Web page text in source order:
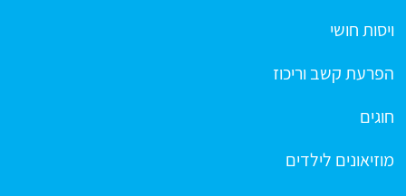
ויסות חושי
הפרעת קשב וריכוז
חוגים
מוזיאונים לילדים